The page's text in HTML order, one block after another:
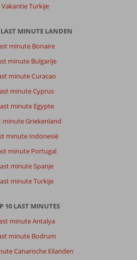
Vakantie Turkije
MINUTE LANDEN
minute Bonaire
minute Bulgarije
minute Curacao
minute Cyprus
minute Egypte
minute Griekenland
minute Indonesië
minute Portugal
minute Spanje
minute Turkije
10 LAST MINUTES
minute Antalya
minute Bodrum
Canarische Eilanden